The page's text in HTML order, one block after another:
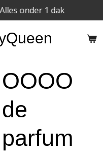
onder 1 dak
OOOO
de
parfum